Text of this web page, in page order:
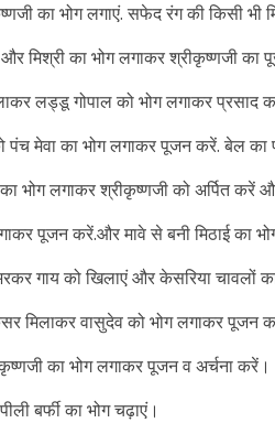
का भोग लगाएं. सफेद रंग की किसी भी
मिश्री का भोग लगाकर श्रीकृष्णजी का
लड्डू गोपाल को भोग लगाकर प्रसाद
पंच मेवा का भोग लगाकर पूजन करें. बेल
भोग लगाकर श्रीकृष्णजी को अर्पित करें
पूजन करें.और मावे से बनी मिठाई का
गाय को खिलाएं और केसरिया चावलों
मिलाकर वासुदेव को भोग लगाकर पूजन
का भोग लगाकर पूजन व अर्चना करें।
बर्फी का भोग चढ़ाएं।